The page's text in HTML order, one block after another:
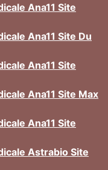
Ana11 Site
Ana11 Site Du
Ana11 Site
Ana11 Site Max
Ana11 Site
Astrabio Site